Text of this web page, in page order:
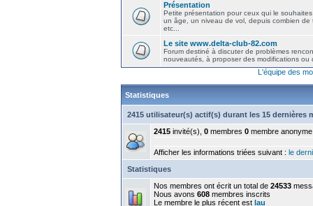
Présentation
Petite présentation pour ceux qui le
un âge, un niveau de vol, depuis combien de
etc...
Le site www.delta-club-82.com
Forum destiné à discuter de problèmes
nouveautés, à proposer des modifications ou
L'équipe des
Statistiques
2415 utilisateur(s) actif(s) durant les 15 dernières
2415 invité(s), 0 membres 0 membre anonyme
Afficher les informations triées suivant : le
Statistiques
Nos membres ont écrit un total de 24533
Nous avons 608 membres inscrits
Le membre le plus récent est lau